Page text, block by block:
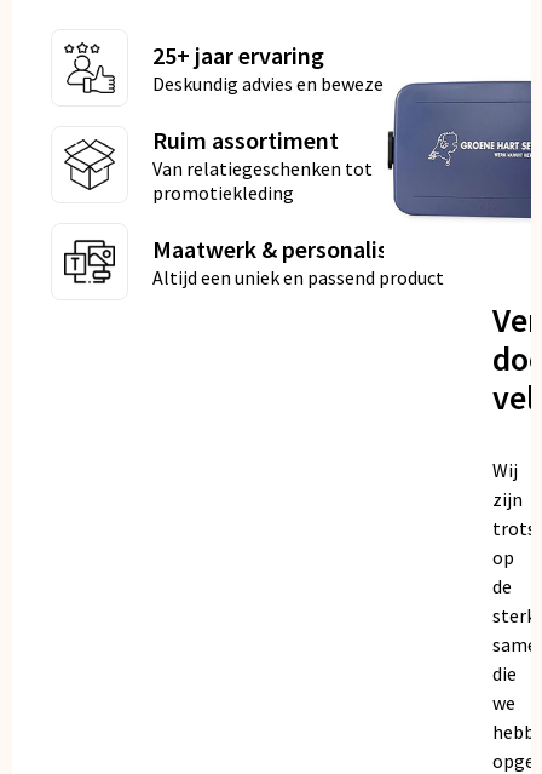
25+ jaar ervaring
Deskundig advies en bewezen kwaliteit
Ruim assortiment
Van relatiegeschenken tot
promotiekleding
Maatwerk & personalisatie
Altijd een uniek en passend product
Wij
zijn
trots
op
de
die
we